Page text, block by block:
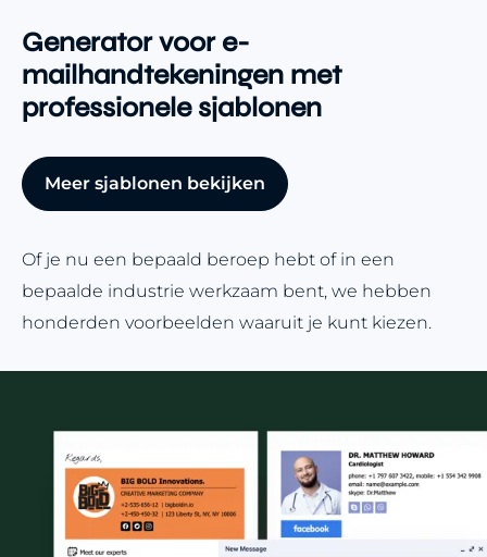
Generator voor e-
mailhandtekeningen met
professionele sjablonen
Meer sjablonen bekijken
Of je nu een bepaald beroep hebt of in een
bepaalde industrie werkzaam bent, we hebben
honderden voorbeelden waaruit je kunt kiezen.